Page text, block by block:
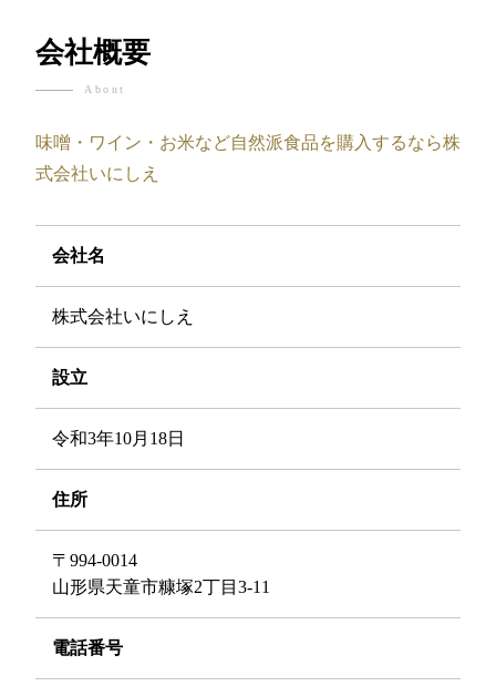
会社概要
About
味噌・ワイン・お米など自然派食品を購入するなら株
式会社いにしえ
会社名
株式会社いにしえ
設立
令和3年10月18日
住所
〒994-0014
山形県天童市糠塚2丁目3-11
電話番号